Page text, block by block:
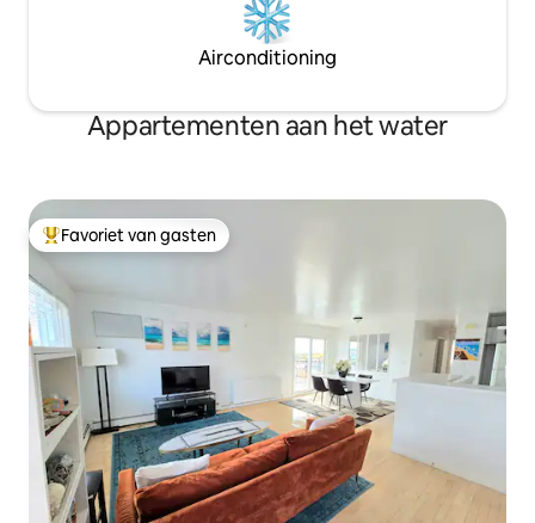
Airconditioning
Appartementen aan het water
Topfavoriet van gasten
Favoriet van gasten